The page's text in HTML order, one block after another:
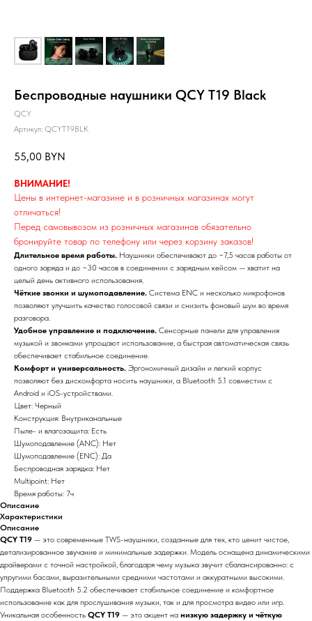
Беспроводные наушники QCY T19 Black
QCY
Артикул: QCYT19BLK
55,00 BYN
ВНИМАНИЕ!
Цены в интернет-магазине и в розничных магазинах могут
отличаться!
Перед самовывозом из розничных магазинов обязательно
бронируйте товар по телефону или через корзину заказов!
Длительное время работы. Наушники обеспечивают до ~7,5 часов работы от
одного заряда и до ~30 часов в соединении с зарядным кейсом — хватит на
целый день активного использования.
Чёткие звонки и шумоподавление. Система ENC и несколько микрофонов
позволяют улучшить качество голосовой связи и снизить фоновый шум во время
разговора.
Удобное управление и подключение. Сенсорные панели для управления
музыкой и звонками упрощают использование, а быстрая автоматическая связь
обеспечивает стабильное соединение.
Комфорт и универсальность. Эргономичный дизайн и легкий корпус
позволяют без дискомфорта носить наушники, а Bluetooth 5.1 совместим с
Android и iOS-устройствами.
Цвет: Черный
Конструкция: Внутриканальные
Пыле- и влагозащита: Есть
Шумоподавление (ANC): Нет
Шумоподавление (ENC): Да
Беспроводная зарядка: Нет
Multipoint: Нет
Время работы: 7ч
Описание
Xарактеристики
Описание
QCY T19 — это современные TWS-наушники, созданные для тех, кто ценит чистое,
детализированное звучание и минимальные задержки. Модель оснащена динамическими
драйверами с точной настройкой, благодаря чему музыка звучит сбалансированно: с
упругими басами, выразительными средними частотами и аккуратными высокими.
Поддержка Bluetooth 5.2 обеспечивает стабильное соединение и комфортное
использование как для прослушивания музыки, так и для просмотра видео или игр.
Уникальная особенность QCY T19 — это акцент на низкую задержку и чёткую